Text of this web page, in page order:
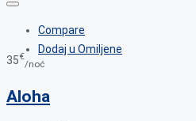
Compare
Dodaj u Omiljene
35€
/noć
Aloha